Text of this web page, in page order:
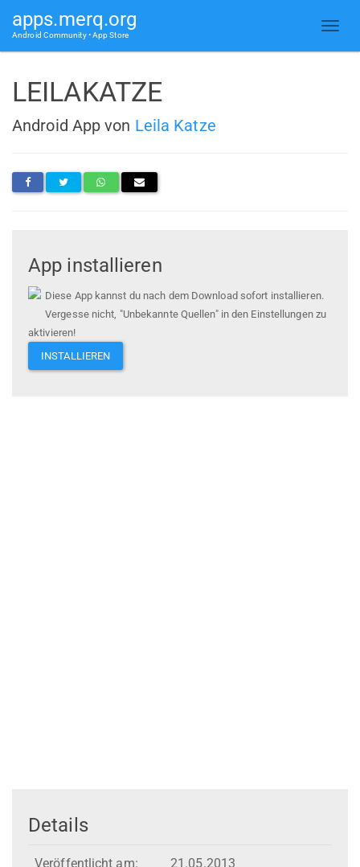
apps.merq.org
Android Community • App Store
LEILAKATZE
Android App von Leila Katze
App installieren
Diese App kannst du nach dem Download sofort installieren.
Vergesse nicht, "Unbekannte Quellen" in den Einstellungen zu
aktivieren!
INSTALLIEREN
Details
Veröffentlicht am: 21.05.2013